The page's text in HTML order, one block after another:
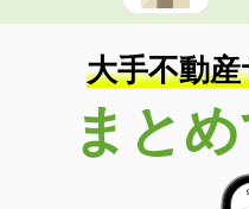
大手不動
まと